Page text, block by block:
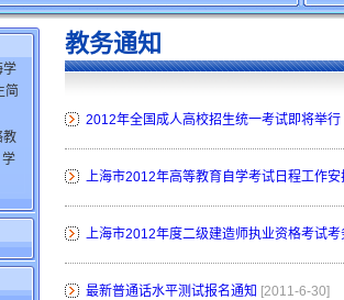
学
简
教
学
教务通知
2012年全国成人高校招生统一考试即将举行
上海市2012年高等教育自学考试日程工作安
上海市2012年度二级建造师执业资格考试
最新普通话水平测试报名通知 [2011-6-30]